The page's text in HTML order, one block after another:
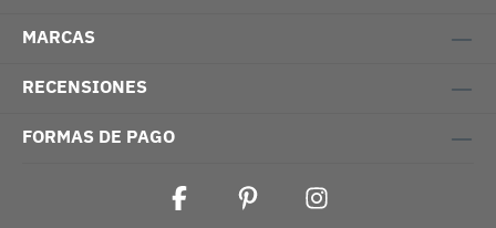
MARCAS
RECENSIONES
FORMAS DE PAGO